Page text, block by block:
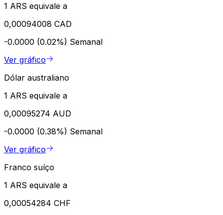
1 ARS equivale a
0,00094008 CAD
-0.0000 (0.02%) Semanal
Ver gráfico
Dólar australiano
1 ARS equivale a
0,00095274 AUD
-0.0000 (0.38%) Semanal
Ver gráfico
Franco suíço
1 ARS equivale a
0,00054284 CHF